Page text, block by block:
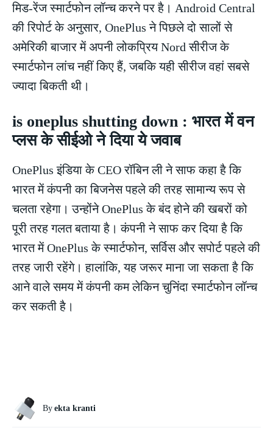
मिड-रेंज स्मार्टफोन लॉन्च करने पर है। Android Central
की रिपोर्ट के अनुसार, OnePlus ने पिछले दो सालों से
अमेरिकी बाजार में अपनी लोकप्रिय Nord सीरीज के
स्मार्टफोन लांच नहीं किए हैं, जबकि यही सीरीज वहां सबसे
ज्यादा बिकती थी।
is oneplus shutting down : भारत में वन
प्लस के सीईओ ने दिया ये जवाब
OnePlus इंडिया के CEO रॉबिन ली ने साफ कहा है कि
भारत में कंपनी का बिजनेस पहले की तरह सामान्य रूप से
चलता रहेगा। उन्होंने OnePlus के बंद होने की खबरों को
पूरी तरह गलत बताया है। कंपनी ने साफ कर दिया है कि
भारत में OnePlus के स्मार्टफोन, सर्विस और सपोर्ट पहले की
तरह जारी रहेंगे। हालांकि, यह जरूर माना जा सकता है कि
आने वाले समय में कंपनी कम लेकिन चुनिंदा स्मार्टफोन लॉन्च
कर सकती है।
By ekta kranti